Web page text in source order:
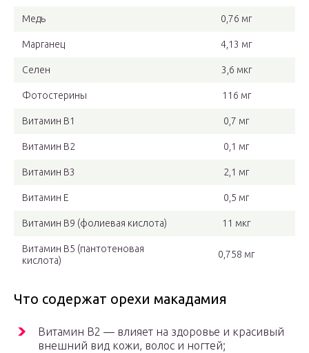
Медь 0,76 мг
Марганец 4,13 мг
Селен 3,6 мкг
Фотостерины 116 мг
Витамин В1 0,7 мг
Витамин В2 0,1 мг
Витамин В3 2,1 мг
Витамин Е 0,5 мг
Витамин В9 (фолиевая кислота) 11 мкг
Витамин В5 (пантотеновая
кислота)
0,758 мг
Что содержат орехи макадамия
Витамин В2 — влияет на здоровье и красивый
внешний вид кожи, волос и ногтей;